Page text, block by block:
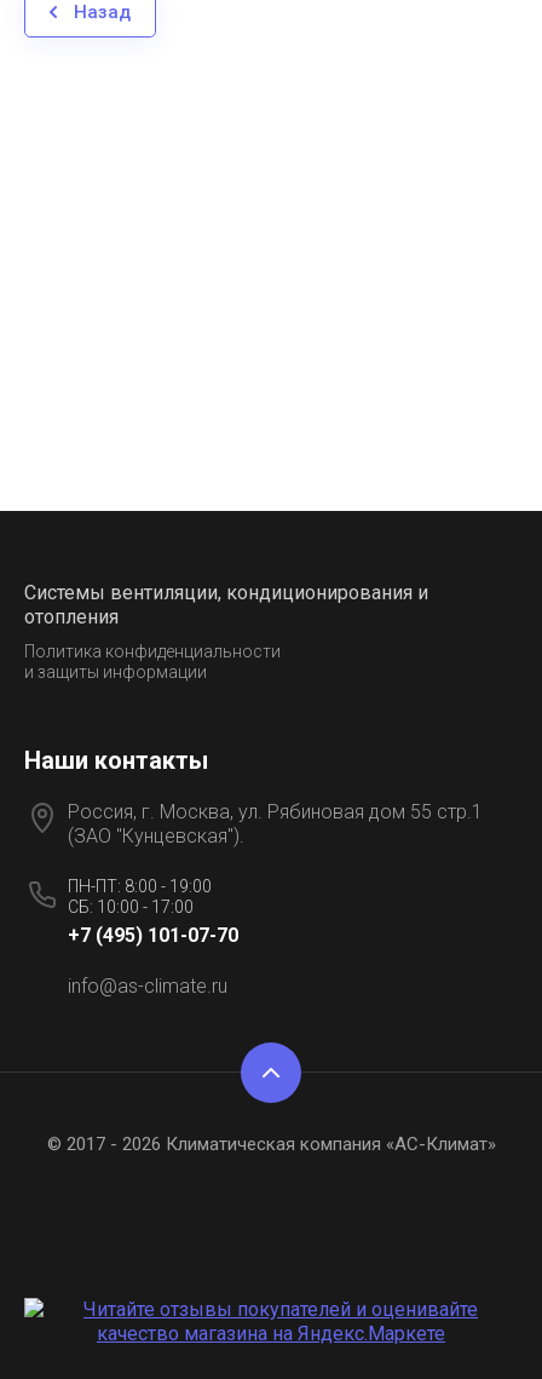
Назад
Системы вентиляции, кондиционирования и
отопления
Политика конфиденциальности
и защиты информации
Наши контакты
Россия, г. Москва, ул. Рябиновая дом 55 стр.1
(ЗАО "Кунцевская").
ПН-ПТ: 8:00 - 19:00
СБ: 10:00 - 17:00
+7 (495) 101-07-70
info@as-climate.ru
© 2017 - 2026 Климатическая компания «АС-Климат»